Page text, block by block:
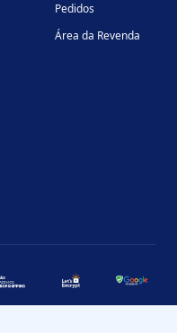
Pedidos
Área da Revenda